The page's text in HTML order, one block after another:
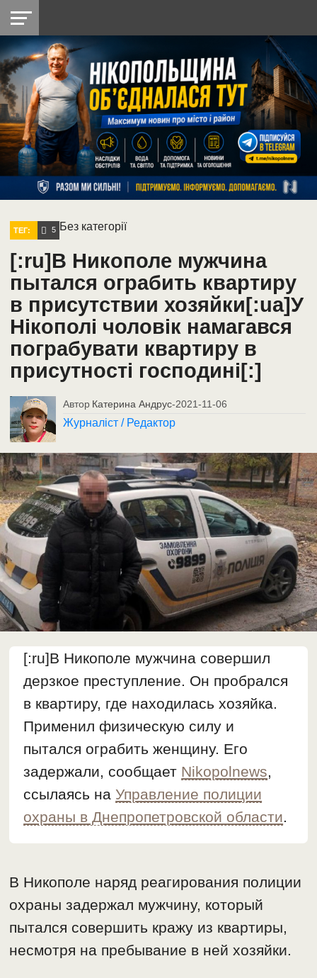
НІКОПОЛЬ
РАЙОН
СІЧЕСЛАВСЬКА
УКРАЇНА
РЕТРО
НІКОПОЛЬ
ЛАЙТ
УКРАЇНА
ДОПОМОГА
РАДІО
Без категорії
ТЕГ: 5
[:ru]В Никополе мужчина
пытался ограбить квартиру
в присутствии хозяйки[:ua]У
Нікополі чоловік намагався
пограбувати квартиру в
присутності господині[:]
Автор Катерина Андрус-2021-11-06
Журналіст / Редактор
[:ru]В Никополе мужчина совершил
дерзкое преступление. Он пробрался
в квартиру, где находилась хозяйка.
Применил физическую силу и
пытался ограбить женщину. Его
задержали, сообщает Nikopolnews,
ссылаясь наУправление полиции
охраны в Днепропетровской области.
В Никополе наряд реагирования полиции
охраны задержал мужчину, который
пытался совершить кражу из квартиры,
несмотря на пребывание в ней хозяйки.